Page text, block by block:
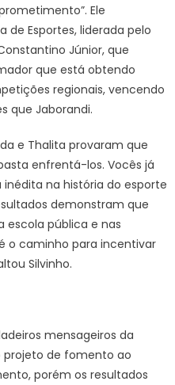
Ele
de Esportes, liderada pelo
Júnior, que
que está obtendo
regionais, vencendo
que Jaborandi.
e Thalita provaram que
enfrentá-los. Vocês já
na história do esporte
demonstram que
escola pública e nas
o caminho para incentivar
Silvinho.
mensageiros da
de fomento ao
porém os resultados